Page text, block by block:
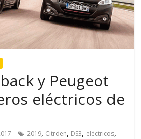
y Peugeot
eléctricos de
2019, Citröen, DS3, eléctricos,